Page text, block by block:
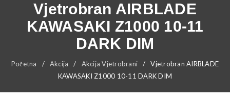
Vjetrobran AIRBLADE
KAWASAKI Z1000 10-11
DARK DIM
Početna / Akcija / Akcija Vjetrobrani /
Vjetrobran AIRBLADE
KAWASAKI Z1000 10-11 DARK DIM